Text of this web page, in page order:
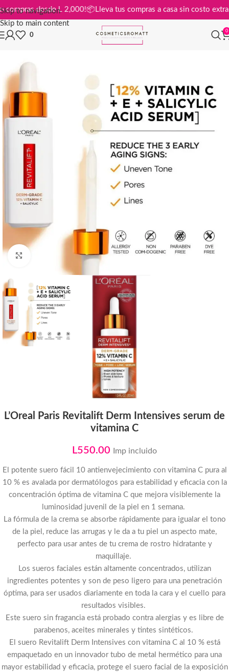
Skip to navigation
Skip to main content
en compras desde L 2,000!📦Lleva tus compras a casa sin costo
0
0
Click to enlarge
L’Oreal Paris Revitalift Derm Intensives serum de
vitamina C
L550.00 Imp incluido
El potente suero fácil 10 antienvejecimiento con vitamina C pura al
10 % es avalada por dermatólogos para estabilidad y eficacia con la
concentración óptima de vitamina C que mejora visiblemente la
luminosidad juvenil de la piel en 1 semana.
La fórmula de la crema se absorbe rápidamente para igualar el tono
de la piel, reduce las arrugas y le da a tu piel un aspecto mate,
perfecto para usar antes de tu crema de rostro hidratante y
maquillaje.
Los sueros faciales están altamente concentrados, utilizan
ingredientes potentes y son de peso ligero para una penetración
óptima, para ser usados diariamente en toda la cara y el cuello para
resultados visibles.
Este suero sin fragancia está probado contra alergias y es libre de
parabenos, aceites minerales y tintes sintéticos.
El suero Revitalift Derm Intensives con vitamina C al 10 % está
empaquetado en un innovador tubo de metal hermético para una
mayor estabilidad y eficacia, protege el suero facial de la exposición